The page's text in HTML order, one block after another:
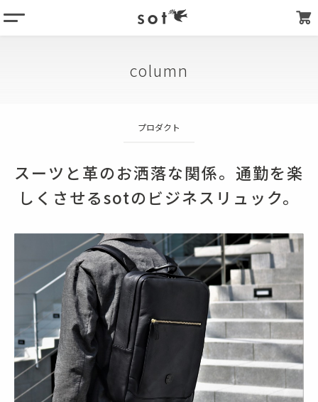
products
store list
column
プロダクト
スーツと革のお洒落な関係。通勤を楽
しくさせるsotのビジネスリュック。